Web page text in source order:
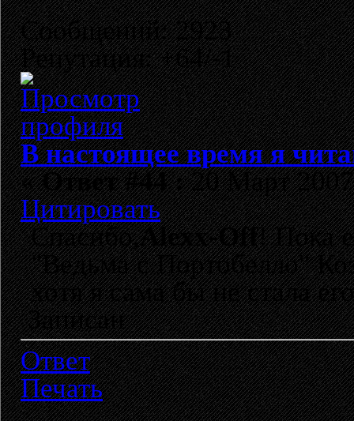
Сообщений: 2923
Репутация: +64/-1
В настоящее время я
«Ответ #44 :20 Март
Цитировать
Спасибо,Alexx-Off! Пока
"Ведьма с Портобелло"
хотя я сама бы не стала
Записан
Ответ
Печать